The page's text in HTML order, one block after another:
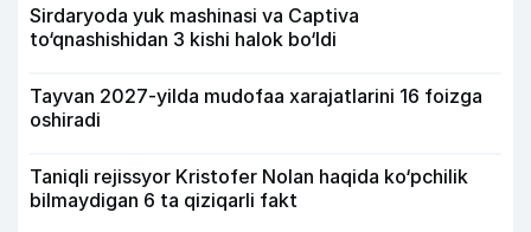
Sirdaryoda yuk mashinasi va Captiva
to‘qnashishidan 3 kishi halok bo‘ldi
Tayvan 2027-yilda mudofaa xarajatlarini 16 foizga
oshiradi
Taniqli rejissyor Kristofer Nolan haqida ko‘pchilik
bilmaydigan 6 ta qiziqarli fakt